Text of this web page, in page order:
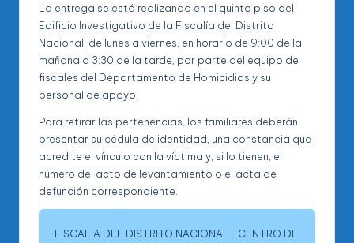
La entrega se está realizando en el quinto piso del
Edificio Investigativo de la Fiscalía del Distrito
Nacional, de lunes a viernes, en horario de 9:00 de la
mañana a 3:30 de la tarde, por parte del equipo de
fiscales del Departamento de Homicidios y su
personal de apoyo.
Para retirar las pertenencias, los familiares deberán
presentar su cédula de identidad, una constancia que
acredite el vínculo con la víctima y, si lo tienen, el
número del acto de levantamiento o el acta de
defunción correspondiente.
FISCALIA DEL DISTRITO NACIONAL -CENTRO DE